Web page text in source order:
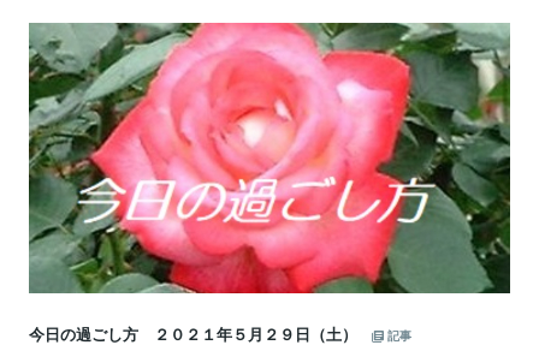
今日の過ごし方 ２０２１年５月２９日（土）
記事